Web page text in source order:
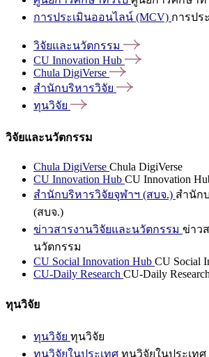
การประเมินออนไลน์ (MCV) การปร
วิจัยและนวัตกรรม
CU Innovation Hub
Chula DigiVerse
สำนักบริหารวิจัย
ทุนวิจัย
วิจัยและนวัตกรรม
Chula DigiVerse Chula DigiVerse
CU Innovation Hub CU Innovation
สำนักบริหารวิจัยจุฬาฯ (สบจ.) สำนัก
(สบจ.)
ข่าวสารงานวิจัยและนวัตกรรม ข่าว
นวัตกรรม
CU Social Innovation Hub CU Social
CU-Daily Research CU-Daily Research
ทุนวิจัย
ทุนวิจัย ทุนวิจัย
ทุนวิจัยในประเทศ ทุนวิจัยในประเทศ